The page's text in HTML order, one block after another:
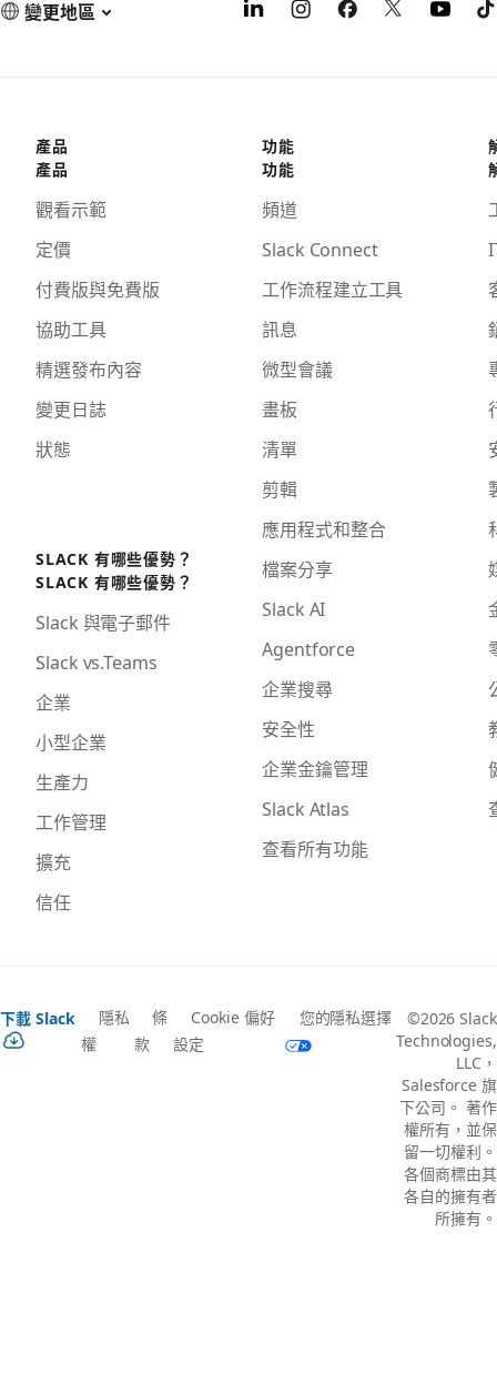
變更地區
產品
產品
觀看示範
定價
付費版與免費版
協助工具
精選發布內容
變更日誌
狀態
SLACK 有哪些優勢？
SLACK 有哪些優勢？
Slack 與電子郵件
Slack vs.Teams
企業
小型企業
生產力
工作管理
擴充
信任
功能
功能
頻道
Slack Connect
工作流程建立工具
訊息
微型會議
畫板
清單
剪輯
應用程式和整合
檔案分享
Slack AI
Agentforce
企業搜尋
安全性
企業金鑰管理
Slack Atlas
查看所有功能
下載 Slack
隱私
權
條
款
Cookie 偏好
設定
您的隱私選擇
©2026 Slack
Technologies,
LLC，
Salesforce 旗
下公司。 著作
權所有，並保
留一切權利。
各個商標由其
各自的擁有者
所擁有。